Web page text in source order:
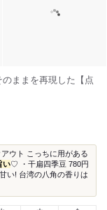
のままを再現した【点
ウト こっちに用がある
い♡ ・干扁四季豆 780円
い! 台湾の八角の香りは